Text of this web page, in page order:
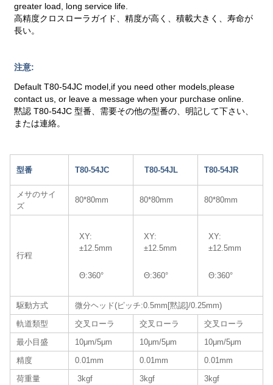
greater load, long service life.
高精度クロスローラガイド、精度が高く、積載大きく、寿命が
長い。
注意:
Default T80-54JC model,if you need other models,please
contact us, or leave a message when your purchase online.
黙認 T80-54JC 型番、需要その他の型番の、明記して下さい、
または連絡。
型番 T80-54JC T80-54JL T80-54JR
メサのサイ
ズ
80*80mm 80*80mm 80*80mm
行程
XY:
±12.5mm
Θ:360°
XY:
±12.5mm
Θ:360°
XY:
±12.5mm
Θ:360°
駆動方式
微分ヘッド(ピッチ:0.5mm[黙認]/0.25mm)
軌道類型
交叉ローラ 交叉ローラ
交叉ローラ
最小目盛
10μm/5μm 10μm/5μm
10μm/5μm
精度
0.01mm 0.01mm
0.01mm
荷重量
3kgf 3kgf 3kgf